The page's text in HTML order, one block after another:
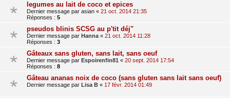
legumes au lait de coco et epices
Dernier message par asian « 21 oct. 2014 21:35
Réponses : 5
pseudos blinis SCSG au p'tit déj"
Dernier message par Hanna « 21 oct. 2014 11:28
Réponses : 3
Gâteaux sans gluten, sans lait, sans oeuf
Dernier message par Espoirenfin81 « 20 sept. 2014 17:54
Réponses : 8
Gâteau ananas noix de coco (sans gluten sans lait sans oeuf)
Dernier message par Lisa B « 17 févr. 2014 01:49